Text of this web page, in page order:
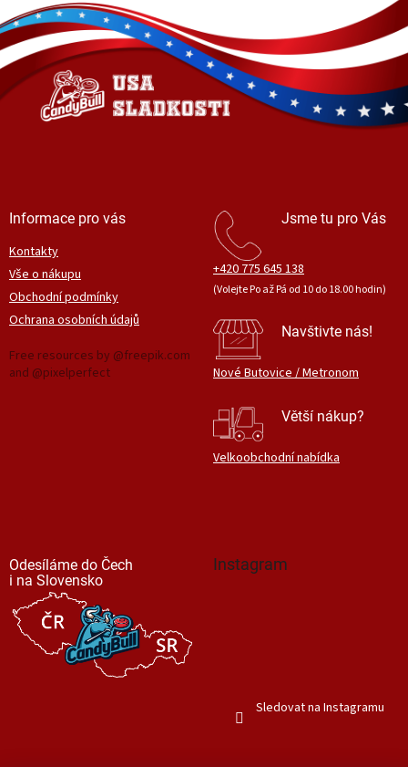
á
p
a
í
Informace pro vás
Kontakty
Vše o nákupu
Obchodní podmínky
Ochrana osobních údajů
Free resources by @freepik.com
and @pixelperfect
Jsme tu pro Vás
+420 775 645 138
(Volejte Po až Pá od 10 do 18.00 hodin)
Navštivte nás!
Nové Butovice / Metronom
Větší nákup?
Velkoobchodní nabídka
Odesíláme do Čech
i na Slovensko
Instagram
Sledovat na Instagramu